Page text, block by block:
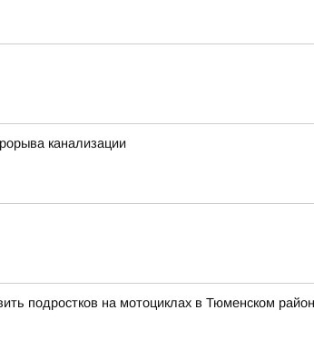
канализации
подростков на мотоциклах в Тюменском